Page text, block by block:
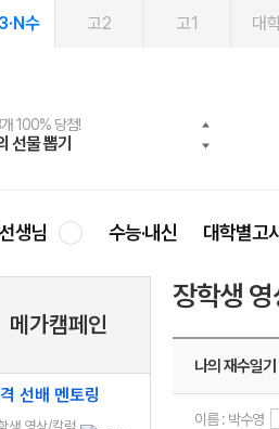
수 고2 고1 대
100% 당첨!
선물 뽑기
증정!
터디 X 올리브
스터디 캐시백
썸머스쿨
셀 단과
개선발
닝앱
료 체험권
수강생 무료혜택!
럽 멤버십
캠페인
룸 메가나눔
생님 수능·내신 대학별고
메가캠페인
선배 멘토링
장학생
나의 재수일
이름 : 박수영